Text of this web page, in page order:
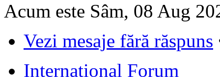
Acum este Sâm, 08 Aug
Vezi mesaje fără răspuns
International Forum